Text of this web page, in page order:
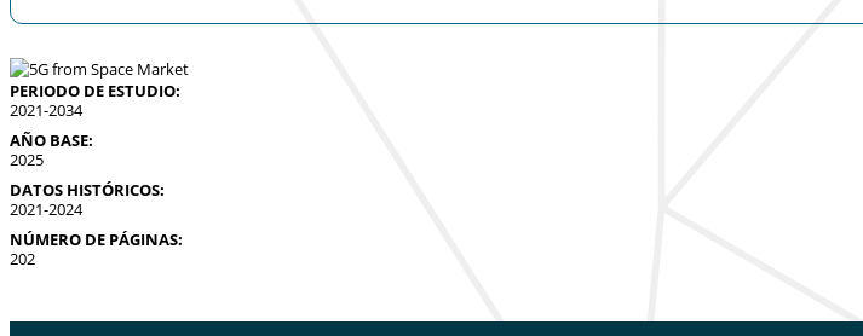
PERIODO DE ESTUDIO:
2021-2034
AÑO BASE:
2025
DATOS HISTÓRICOS:
2021-2024
NÚMERO DE PÁGINAS:
202